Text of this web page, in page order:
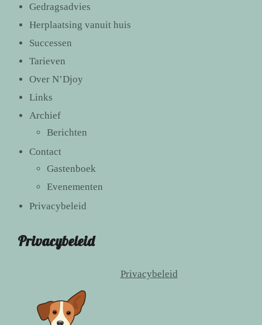
Gedragsadvies
Herplaatsing vanuit huis
Successen
Tarieven
Over N’Djoy
Links
Archief
Berichten
Contact
Gastenboek
Evenementen
Privacybeleid
Privacybeleid
Privacybeleid